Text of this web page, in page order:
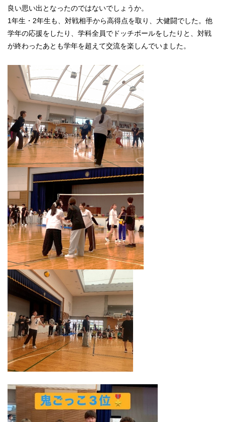
良い思い出となったのではないでしょうか。
1年生・2年生も、対戦相手から高得点を取り、大健闘でした。他
学年の応援をしたり、学科全員でドッチボールをしたりと、対戦
が終わったあとも学年を超えて交流を楽しんでいました。